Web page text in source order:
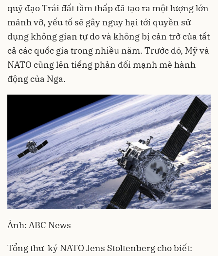
quỹ đạo Trái đất tầm thấp đã tạo ra một lượng lớn
mảnh vỡ, yếu tố sẽ gây nguy hại tới quyền sử
dụng không gian tự do và không bị cản trở của tất
cả các quốc gia trong nhiều năm. Trước đó, Mỹ và
NATO cũng lên tiếng phản đối mạnh mẽ hành
động của Nga.
Ảnh: ABC News
Tổng thư ký NATO Jens Stoltenberg cho biết: